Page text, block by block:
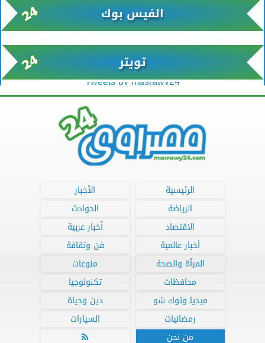
الفيس بوك
تويتر
Tweets by masrawy24
الرئيسية
الأخبار
الرياضة
الحوادث
الاقتصاد
أخبار عربية
أخبار عالمية
فن وثقافة
المرأة والصحة
منوعات
محافظات
تكنولوجيا
ميديا وتوك شو
دين وحياة
رمضانيات
السيارات
من نحن
